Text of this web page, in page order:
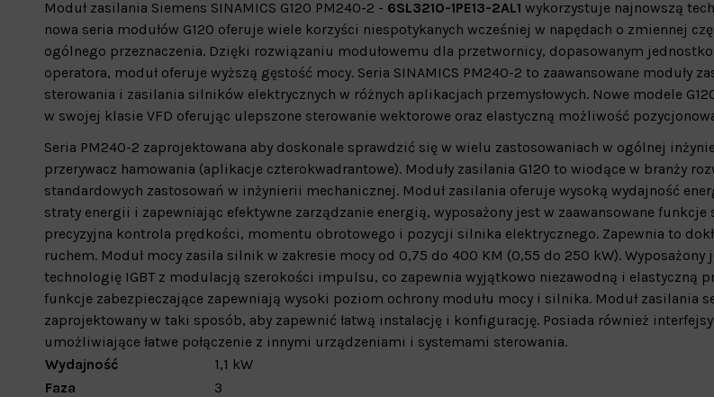
Moduł zasilania Siemens SINAMICS G120 PM240-2 - 6SL3210-1PE13-2AL1 wykorzystuje najnowszą
nowa seria modułów G120 oferuje wiele korzyści niespotykanych wcześniej w napędach o zmiennej
ogólnego przeznaczenia. Dzięki rozwiązaniu modułowemu dla przetwornicy, dopasowanym
operatora, moduł oferuje wyższą gęstość mocy. Seria SINAMICS PM240-2 to zaawansowane moduły
sterowania i zasilania silników elektrycznych w różnych aplikacjach przemysłowych. Nowe modele
w swojej klasie VFD oferując ulepszone sterowanie wektorowe oraz elastyczną możliwość
Seria PM240-2 zaprojektowana aby doskonale sprawdzić się w wielu zastosowaniach w ogólnej
przerywacz hamowania (aplikacje czterokwadrantowe). Moduły zasilania G120 to wiodące w branży
standardowych zastosowań w inżynierii mechanicznej. Moduł zasilania oferuje wysoką wydajność
straty energii i zapewniając efektywne zarządzanie energią, wyposażony jest w zaawansowane
precyzyjna kontrola prędkości, momentu obrotowego i pozycji silnika elektrycznego. Zapewnia to
ruchem. Moduł mocy zasila silnik w zakresie mocy od 0,75 do 400 KM (0,55 do 250 kW). Wyposażony
technologię IGBT z modulacją szerokości impulsu, co zapewnia wyjątkowo niezawodną i elastyczną
funkcje zabezpieczające zapewniają wysoki poziom ochrony modułu mocy i silnika. Moduł zasilania
zaprojektowany w taki sposób, aby zapewnić łatwą instalację i konfigurację. Posiada również
umożliwiające łatwe połączenie z innymi urządzeniami i systemami sterowania.
Wydajność
1,1 kW
Faza
3